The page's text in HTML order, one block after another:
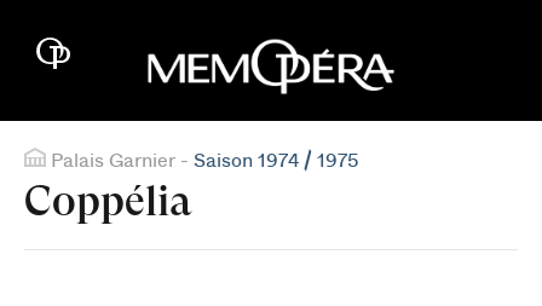
Palais Garnier - Saison 1974 / 1975
Coppélia